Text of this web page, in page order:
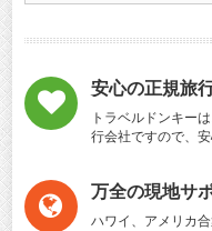
安心の正規旅
トラベルドンキー
行会社ですので、
万全の現地サ
ハワイ、アメリカ